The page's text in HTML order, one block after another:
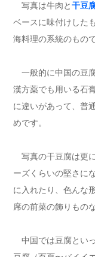
写真は牛肉と干豆
ベースに味付けした
海料理の系統のもので
一般的に中国の豆
漢方薬でも用いる石
に違いがあって、普
めです。
写真の干豆腐は更
ーズくらいの堅さに
に入れたり、色んな
席の前菜の飾りもの
中国では豆腐とい